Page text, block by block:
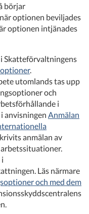
börjar
optionen beviljades
optionen intjänades
Skatteförvaltningens
.
utomlands tas upp
och
i
anvisningen Anmälan
anmälan av
i
Läs närmare
och med dem